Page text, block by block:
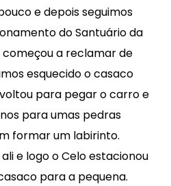
e depois seguimos
do Santuário da
começou a reclamar de
esquecido o casaco
para pegar o carro e
para umas pedras
formar um labirinto.
e logo o Celo estacionou
para a pequena.